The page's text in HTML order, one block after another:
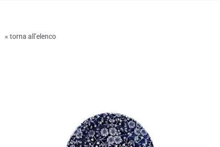
« torna all’elenco